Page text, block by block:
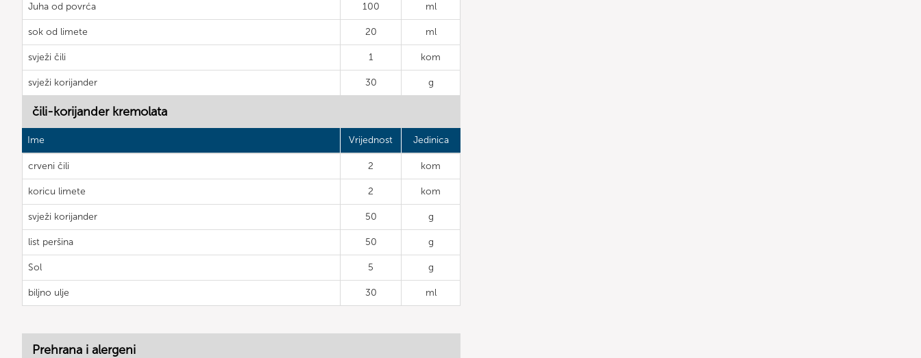
Juha od povrća 100 ml
sok od limete 20 ml
svježi čili 1 kom
svježi korijander 30 g
čili-korijander kremolata
Ime Vrijednost Jedinica
crveni čili 2 kom
koricu limete 2 kom
svježi korijander 50 g
list peršina 50 g
Sol 5 g
biljno ulje 30 ml
Prehrana i alergeni